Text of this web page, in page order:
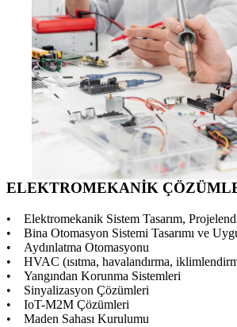
ELEKTROMEKANİK
• Elektromekanik Sistem Tasarım,
• Bina Otomasyon Sistemi Tasarımı ve
• Aydınlatma Otomasyonu
• HVAC (ısıtma, havalandırma,
• Yangından Korunma Sistemleri
• Sinyalizasyon Çözümleri
• IoT-M2M Çözümleri
• Maden Sahası Kurulumu